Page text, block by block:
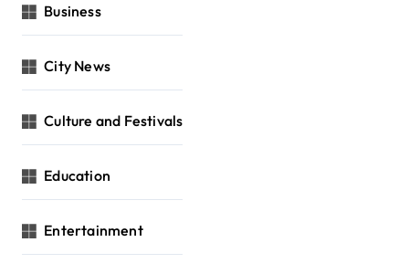
Business
City News
Culture and Festivals
Education
Entertainment